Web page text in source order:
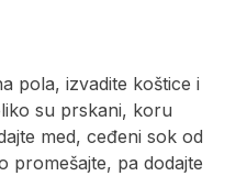
pola, izvadite koštice i
su prskani, koru
med, ceđeni sok od
promešajte, pa dodajte